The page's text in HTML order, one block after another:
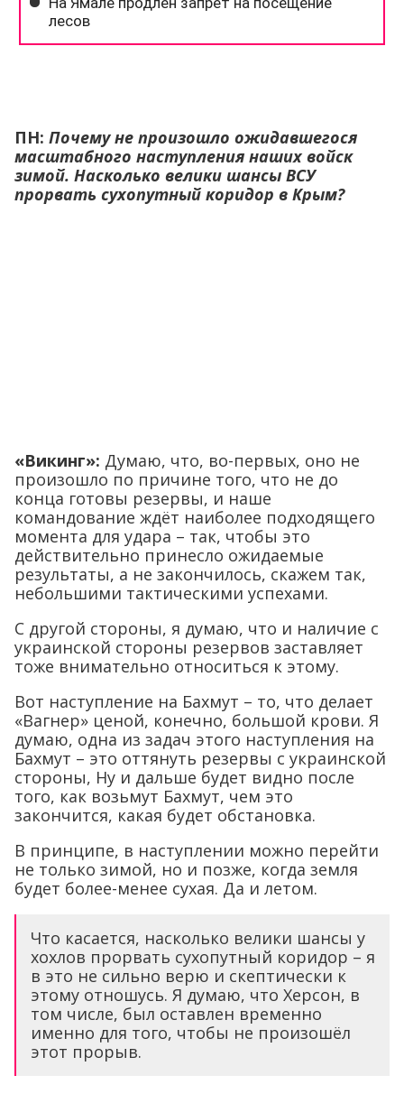
ПН: Почему не произошло ожидавшегося
масштабного наступления наших войск
зимой. Насколько велики шансы ВСУ
прорвать сухопутный коридор в Крым?
«Викинг»: Думаю, что, во-первых, оно не
произошло по причине того, что не до
конца готовы резервы, и наше
командование ждёт наиболее подходящего
момента для удара – так, чтобы это
действительно принесло ожидаемые
результаты, а не закончилось, скажем так,
небольшими тактическими успехами.
С другой стороны, я думаю, что и наличие с
украинской стороны резервов заставляет
тоже внимательно относиться к этому.
Вот наступление на Бахмут – то, что делает
«Вагнер» ценой, конечно, большой крови. Я
думаю, одна из задач этого наступления на
Бахмут – это оттянуть резервы с украинской
стороны, Ну и дальше будет видно после
того, как возьмут Бахмут, чем это
закончится, какая будет обстановка.
В принципе, в наступлении можно перейти
не только зимой, но и позже, когда земля
будет более-менее сухая. Да и летом.
Что касается, насколько велики шансы у
хохлов прорвать сухопутный коридор – я
в это не сильно верю и скептически к
этому отношусь. Я думаю, что Херсон, в
том числе, был оставлен временно
именно для того, чтобы не произошёл
этот прорыв.